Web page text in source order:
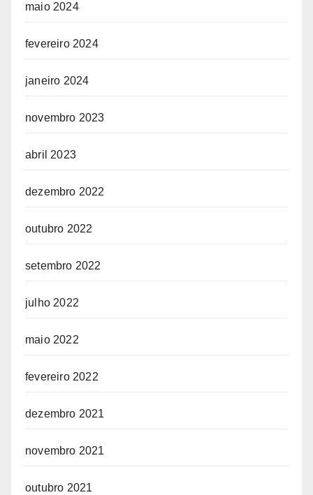
maio 2024
fevereiro 2024
janeiro 2024
novembro 2023
abril 2023
dezembro 2022
outubro 2022
setembro 2022
julho 2022
maio 2022
fevereiro 2022
dezembro 2021
novembro 2021
outubro 2021